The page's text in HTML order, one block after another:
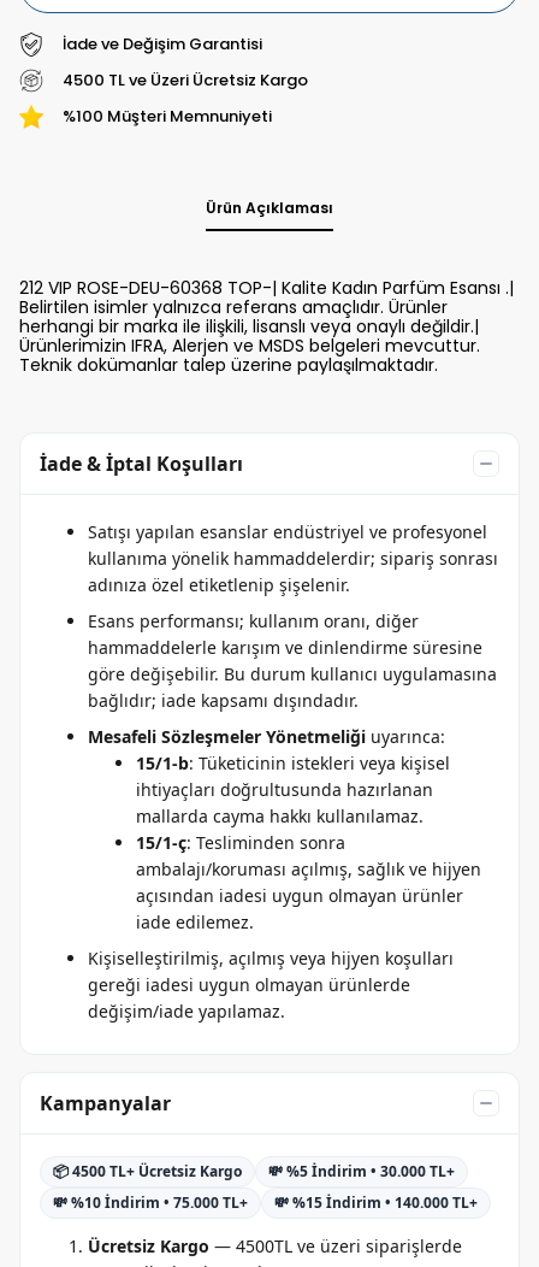
İade ve Değişim Garantisi
4500 TL ve Üzeri Ücretsiz Kargo
%100 Müşteri Memnuniyeti
Ürün Açıklaması
212 VIP ROSE-DEU-60368 TOP-| Kalite Kadın Parfüm Esansı .|
Belirtilen isimler yalnızca referans amaçlıdır. Ürünler
herhangi bir marka ile ilişkili, lisanslı veya onaylı değildir.|
Ürünlerimizin IFRA, Alerjen ve MSDS belgeleri mevcuttur.
Teknik dokümanlar talep üzerine paylaşılmaktadır.
İade & İptal Koşulları
Satışı yapılan esanslar endüstriyel ve profesyonel
kullanıma yönelik hammaddelerdir; sipariş sonrası
adınıza özel etiketlenip şişelenir.
Esans performansı; kullanım oranı, diğer
hammaddelerle karışım ve dinlendirme süresine
göre değişebilir. Bu durum kullanıcı uygulamasına
bağlıdır; iade kapsamı dışındadır.
Mesafeli Sözleşmeler Yönetmeliği uyarınca:
15/1-b: Tüketicinin istekleri veya kişisel
ihtiyaçları doğrultusunda hazırlanan
mallarda cayma hakkı kullanılamaz.
15/1-ç: Tesliminden sonra
ambalajı/koruması açılmış, sağlık ve hijyen
açısından iadesi uygun olmayan ürünler
iade edilemez.
Kişiselleştirilmiş, açılmış veya hijyen koşulları
gereği iadesi uygun olmayan ürünlerde
değişim/iade yapılamaz.
Kampanyalar
📦 4500 TL+ Ücretsiz Kargo
💸 %5 İndirim • 30.000 TL+
💸 %10 İndirim • 75.000 TL+
💸 %15 İndirim • 140.000 TL+
Ücretsiz Kargo — 4500TL ve üzeri siparişlerde